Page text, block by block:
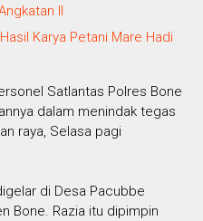
II
Karya Petani Mare Hadi
Satlantas Polres Bone
dalam menindak tegas
raya, Selasa pagi
di Desa Pacubbe
Bone. Razia itu dipimpin